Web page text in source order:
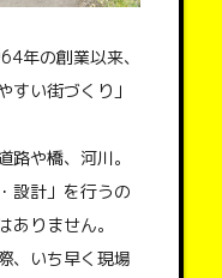
年の創業以来、
すい街づくり」
や橋、河川。
設計」を行うの
りません。
、いち早く現場